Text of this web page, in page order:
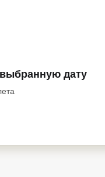
дату